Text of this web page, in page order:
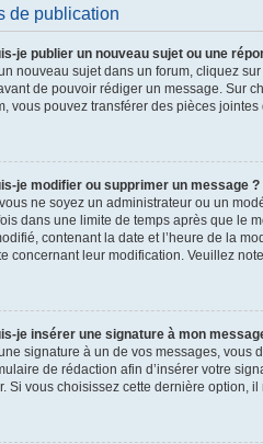
de publication
je publier un nouveau sujet ou une
nouveau sujet dans un forum, cliquez
de pouvoir rédiger un message. Sur
vous pouvez transférer des pièces jointes
je modifier ou supprimer un message ?
ne soyez un administrateur ou un
dans une limite de temps après que le
contenant la date et l’heure de la
concernant leur modification. Veuillez
je insérer une signature à mon
signature à un de vos messages, vous
de rédaction afin d’insérer votre
Si vous choisissez cette dernière option,